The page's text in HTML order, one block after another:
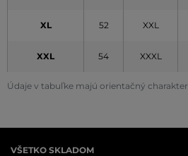
Údaje v tabuľke majú orientačný charakter
XL 52 XXL
XXL 54 XXXL
VŠETKO SKLADOM